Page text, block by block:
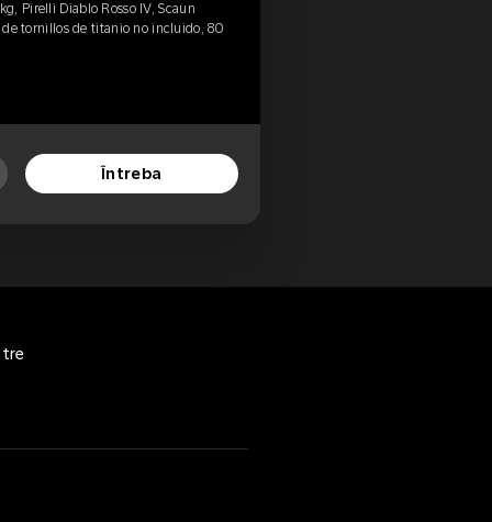
Pirelli Diablo Rosso IV, Scaun
tornillos de titanio no incluido, 80
Întreba